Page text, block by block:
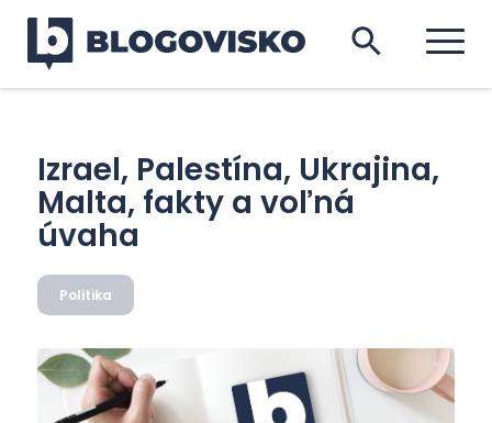
Izrael, Palestína, Ukrajina,
Malta, fakty a voľná
úvaha
Politika